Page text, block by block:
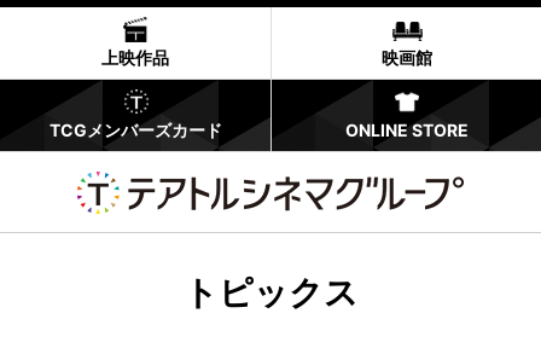
上映作品 映画館
TCGメンバーズカード ONLINE STORE
トピックス